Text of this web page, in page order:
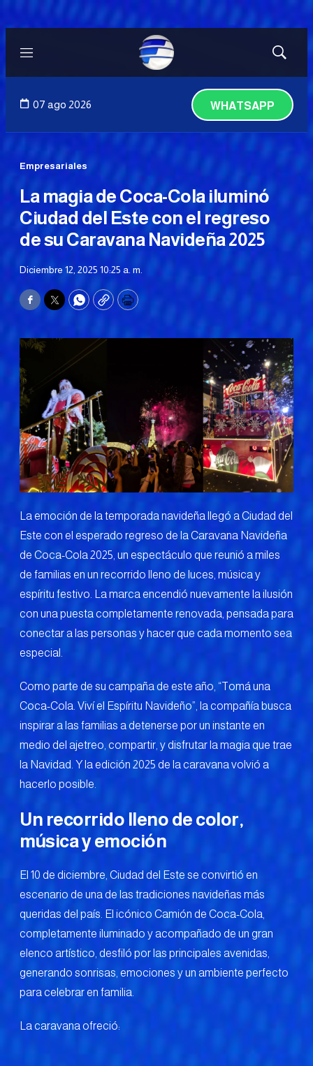
Menú
Mostrar
07 ago 2026 WHATSAPP
Empresariales
La magia de Coca-Cola iluminó
Ciudad del Este con el regreso
de su Caravana Navideña 2025
Diciembre 12, 2025 10:25 a. m.
Facebook
TwitterWhatsApp
CopyPrint
La emoción de la temporada navideña llegó a Ciudad del
Este con el esperado regreso de la Caravana Navideña
de Coca-Cola 2025, un espectáculo que reunió a miles
de familias en un recorrido lleno de luces, música y
espíritu festivo. La marca encendió nuevamente la ilusión
con una puesta completamente renovada, pensada para
conectar a las personas y hacer que cada momento sea
especial.
Como parte de su campaña de este año, “Tomá una
Coca-Cola. Viví el Espíritu Navideño”, la compañía busca
inspirar a las familias a detenerse por un instante en
medio del ajetreo, compartir, y disfrutar la magia que trae
la Navidad. Y la edición 2025 de la caravana volvió a
hacerlo posible.
Un recorrido lleno de color,
música y emoción
El 10 de diciembre, Ciudad del Este se convirtió en
escenario de una de las tradiciones navideñas más
queridas del país. El icónico Camión de Coca-Cola,
completamente iluminado y acompañado de un gran
elenco artístico, desfiló por las principales avenidas,
generando sonrisas, emociones y un ambiente perfecto
para celebrar en familia.
La caravana ofreció: